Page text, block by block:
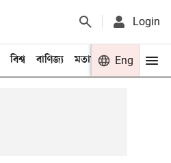
Login
বিশ্ব বাণিজ্য মতামত খেলা
Eng